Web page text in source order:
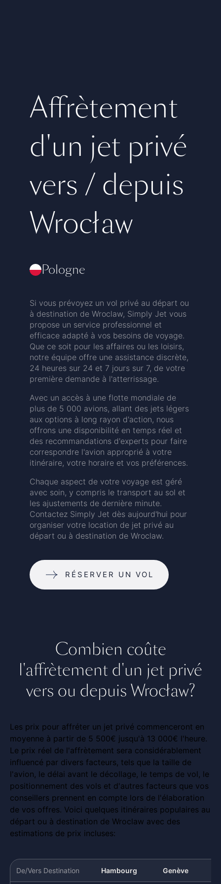
Affrètement
d'un jet privé
vers / depuis
Wrocław
Pologne
Si vous prévoyez un vol privé au départ ou
à destination de Wroclaw, Simply Jet vous
propose un service professionnel et
efficace adapté à vos besoins de voyage.
Que ce soit pour les affaires ou les loisirs,
notre équipe offre une assistance discrète,
24 heures sur 24 et 7 jours sur 7, de votre
première demande à l'atterrissage.
Avec un accès à une flotte mondiale de
plus de 5 000 avions, allant des jets légers
aux options à long rayon d'action, nous
offrons une disponibilité en temps réel et
des recommandations d'experts pour faire
correspondre l'avion approprié à votre
itinéraire, votre horaire et vos préférences.
Chaque aspect de votre voyage est géré
avec soin, y compris le transport au sol et
les ajustements de dernière minute.
Contactez Simply Jet dès aujourd'hui pour
organiser votre location de jet privé au
départ ou à destination de Wroclaw.
RÉSERVER UN VOL
Combien coûte
l'affrètement d'un jet privé
vers ou depuis Wrocław?
Les prix pour affréter un jet privé commenceront en
moyenne à partir de 5 500€ jusqu'à 13 000€ l'heure.
Le prix réel de l'affrètement sera considérablement
influencé par divers facteurs, tels que la taille de
l'avion, le délai avant le décollage, le temps de vol, le
positionnement des vols et d'autres facteurs que vos
conseillers prennent en compte lors de l'élaboration
de vos offres. Voici quelques itinéraires populaires au
départ ou à destination de Wroclaw avec des
estimations de prix incluses:
De/Vers Destination Hambourg Genève